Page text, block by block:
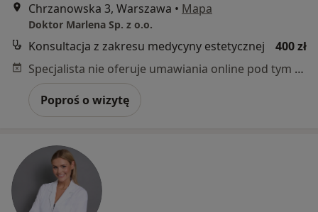
Chrzanowska 3, Warszawa • Mapa
Doktor Marlena Sp. z o.o.
Konsultacja z zakresu medycyny estetycznej
400 zł
Specjalista nie oferuje umawiania online pod tym adresem.
Poproś o wizytę